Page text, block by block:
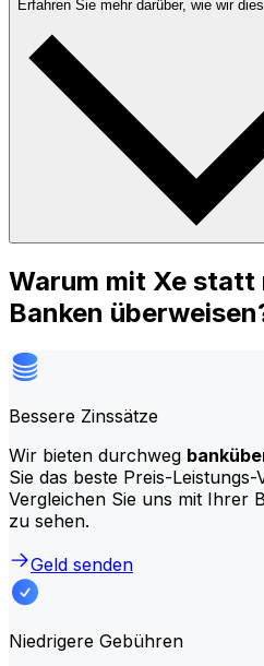
Erfahren Sie mehr darüber, wie wir
Warum mit Xe
Banken
Bessere Zinssätze
Wir bieten durchweg
Sie das beste Preis-
Vergleichen Sie uns mit Ihrer
zu sehen.
Geld senden
Niedrigere Gebühren